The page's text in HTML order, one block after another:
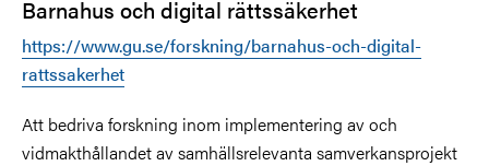
Barnahus och digital rättssäkerhet
https://www.gu.se/forskning/barnahus-och-digital-
rattssakerhet
Att bedriva forskning inom implementering av och
vidmakthållandet av samhällsrelevanta samverkansprojekt